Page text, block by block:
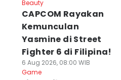
Beauty
CAPCOM Rayakan
Kemunculan
Yasmine di Street
Fighter 6 di Filipina!
6 Aug 2026, 08:00 WIB
Game